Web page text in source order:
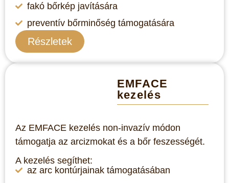
fakó bőrkép javítására
preventív bőrminőség támogatására
Részletek
EMFACE
kezelés
Az EMFACE kezelés non-invazív módon
támogatja az arcizmokat és a bőr feszességét.
A kezelés segíthet:
az arc kontúrjainak támogatásában